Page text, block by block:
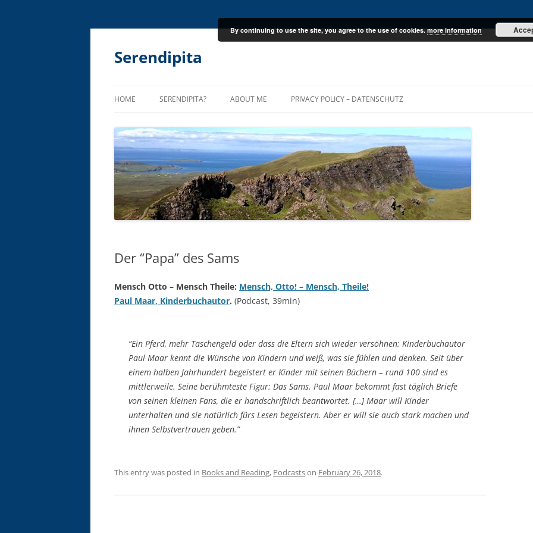
Skip
Serendipita
HOME SERENDIPITA? ABOUT ME PRIVACY POLICY – DATENSCHUTZ
Der “Papa” des Sams
Mensch Otto – Mensch Theile: Mensch, Otto! – Mensch, Theile!
Paul Maar, Kinderbuchautor. (Podcast, 39min)
“Ein Pferd, mehr Taschengeld oder dass die Eltern sich wieder versöhnen: Kinderbuchautor
Paul Maar kennt die Wünsche von Kindern und weiß, was sie fühlen und denken. Seit über
einem halben Jahrhundert begeistert er Kinder mit seinen Büchern – rund 100 sind es
mittlerweile. Seine berühmteste Figur: Das Sams. Paul Maar bekommt fast täglich Briefe
von seinen kleinen Fans, die er handschriftlich beantwortet. […] Maar will Kinder
unterhalten und sie natürlich fürs Lesen begeistern. Aber er will sie auch stark machen und
ihnen Selbstvertrauen geben.”
This entry was posted in Books and Reading, Podcastson February 26, 2018.
By continuing to use the site, you agree to the use of cookies.more information